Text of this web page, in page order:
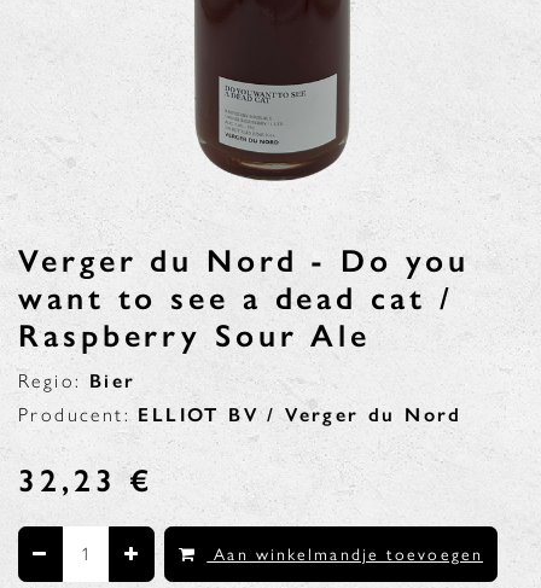
Verger du Nord - Do you
want to see a dead cat /
Raspberry Sour Ale
Regio: Bier
Producent: ELLIOT BV / Verger du Nord
32,23 €
Aan winkelmandje toevoegen